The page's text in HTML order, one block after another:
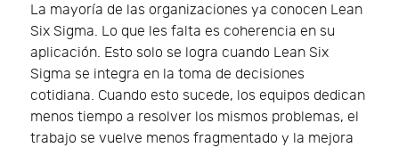
La mayoría de las organizaciones ya conocen Lean
Six Sigma. Lo que les falta es coherencia en su
aplicación. Esto solo se logra cuando Lean Six
Sigma se integra en la toma de decisiones
cotidiana. Cuando esto sucede, los equipos dedican
menos tiempo a resolver los mismos problemas, el
trabajo se vuelve menos fragmentado y la mejora